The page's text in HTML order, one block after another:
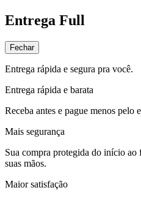
Entrega Full
Fechar
Entrega rápida e segura pra você.
Entrega rápida e barata
Receba antes e pague menos pelo
Mais segurança
Sua compra protegida do início ao
suas mãos.
Maior satisfação